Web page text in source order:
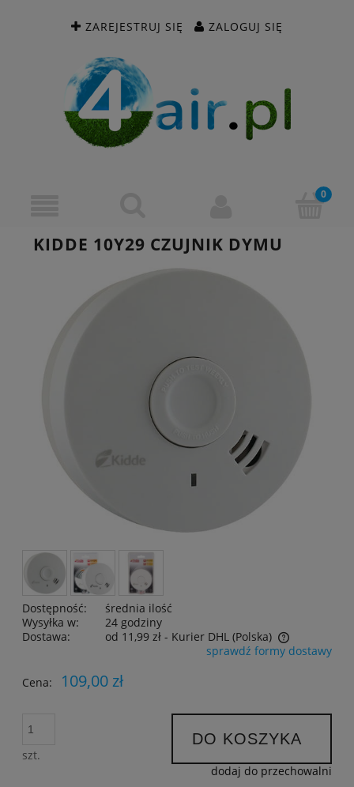
ZAREJESTRUJ SIĘ ZALOGUJ SIĘ
KIDDE 10Y29 CZUJNIK DYMU
Dostępność:
średnia ilość
Wysyłka w:
24 godziny
Dostawa:
od 11,99 zł - Kurier DHL (Polska)
Cena nie zawiera ewentualnych kosztów płatności
sprawdź formy dostawy
Cena: 109,00 zł
szt.
DO KOSZYKA
dodaj do przechowalni